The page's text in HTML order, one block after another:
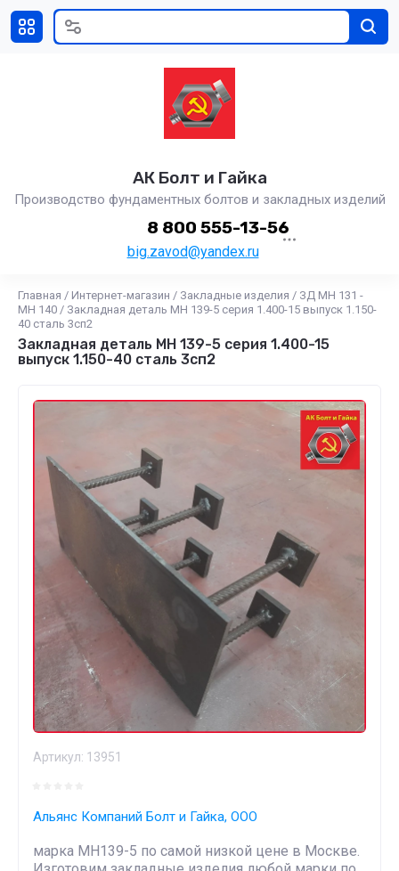
АК Болт и Гайка
Производство фундаментных болтов и закладных изделий
big.zavod@yandex.ru
8 800 555-13-56
Главная / Интернет-магазин / Закладные изделия / ЗД МН 131 -
МН 140 / Закладная деталь МН 139-5 серия 1.400-15 выпуск 1.150-
40 сталь 3сп2
Закладная деталь МН 139-5 серия 1.400-15
выпуск 1.150-40 сталь 3сп2
Артикул: 13951
Альянс Компаний Болт и Гайка, ООО
марка МН139-5 по самой низкой цене в Москве.